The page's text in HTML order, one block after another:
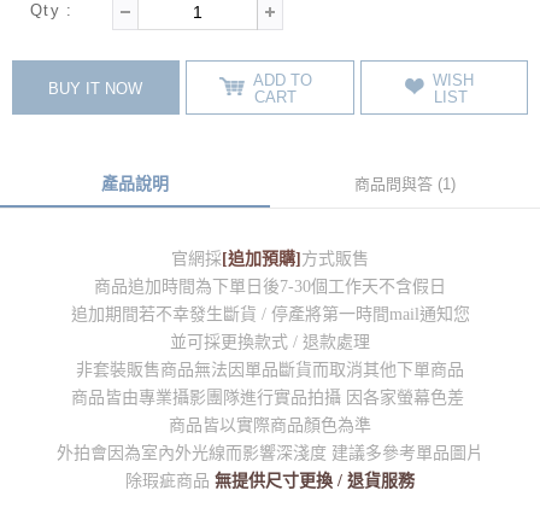
Qty :
BUY IT NOW
ADD TO
CART
WISH
LIST
產品說明 商品問與答 (1)
官網採 [追加預購] 方式販售
商品追加時間為下單日後7-30個工作天不含假日
追加期間若不幸發生斷貨 / 停產將第一時間mail通知您
並可採更換款式 / 退款處理
非套裝販售商品無法因單品斷貨而取消其他下單商品
商品皆由專業攝影團隊進行實品拍攝 因各家螢幕色差
商品皆以實際商品顏色為準
外拍會因為室內外光線而影響深淺度 建議多參考單品圖片
除瑕疵商品 無提供尺寸更換 / 退貨服務